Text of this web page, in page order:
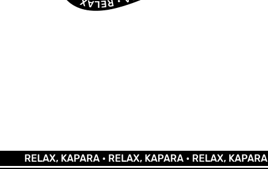
RELAX, KAPARA •RELAX, KAPARA •RELAX, KAPARA •